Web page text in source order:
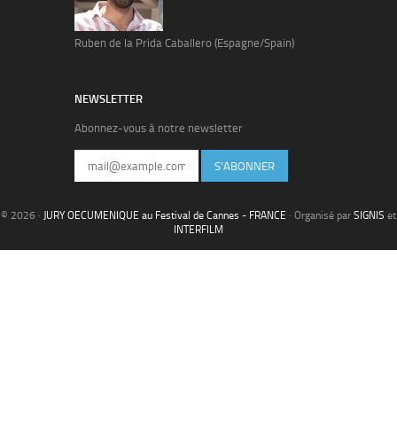
Ruben de la Prida Caballero (Espagne/Spain)
NEWSLETTER
Abonnez-vous à notre newsletter
S'ABONNER
© 2026 · JURY OECUMENIQUE au Festival de Cannes - FRANCE · Organisé par SIGNIS et
INTERFILM